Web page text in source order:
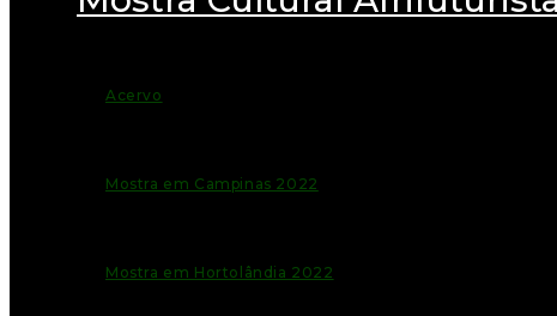
Acervo
Mostra em Campinas 2022
Mostra em Hortolândia 2022